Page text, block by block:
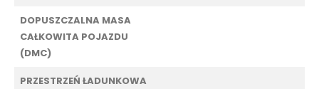
DOPUSZCZALNA MASA
CAŁKOWITA POJAZDU
(DMC)
PRZESTRZEŃ ŁADUNKOWA